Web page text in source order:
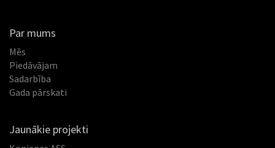
Par mums
Mēs
Piedāvājam
Sadarbība
Gada pārskati
Jaunākie projekti